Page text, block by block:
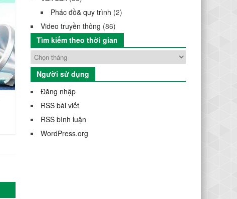
Phác đồ& quy trình (2)
Video truyền thông (86)
Tìm kiếm theo thời gian
Người sử dụng
Đăng nhập
RSS bài viết
RSS bình luận
WordPress.org